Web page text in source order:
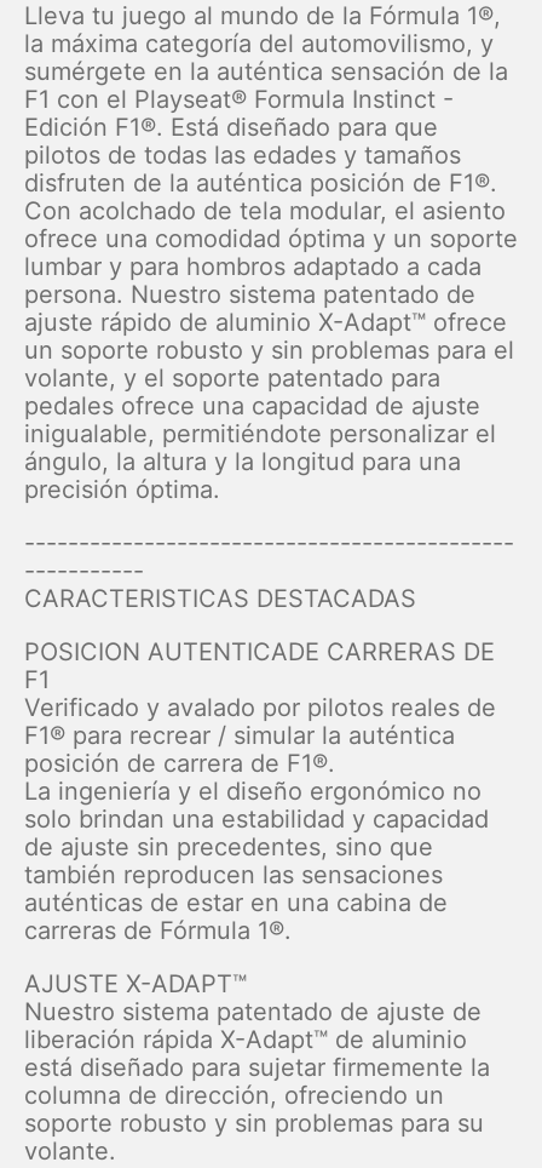
Lleva tu juego al mundo de la Fórmula 1®,
la máxima categoría del automovilismo, y
sumérgete en la auténtica sensación de la
F1 con el Playseat® Formula Instinct -
Edición F1®. Está diseñado para que
pilotos de todas las edades y tamaños
disfruten de la auténtica posición de F1®.
Con acolchado de tela modular, el asiento
ofrece una comodidad óptima y un soporte
lumbar y para hombros adaptado a cada
persona. Nuestro sistema patentado de
ajuste rápido de aluminio X-Adapt™ ofrece
un soporte robusto y sin problemas para el
volante, y el soporte patentado para
pedales ofrece una capacidad de ajuste
inigualable, permitiéndote personalizar el
ángulo, la altura y la longitud para una
precisión óptima.
---------------------------------------------
-----------
CARACTERISTICAS DESTACADAS
POSICION AUTENTICADE CARRERAS DE
F1
Verificado y avalado por pilotos reales de
F1® para recrear / simular la auténtica
posición de carrera de F1®.
La ingeniería y el diseño ergonómico no
solo brindan una estabilidad y capacidad
de ajuste sin precedentes, sino que
también reproducen las sensaciones
auténticas de estar en una cabina de
carreras de Fórmula 1®.
AJUSTE X-ADAPT™
Nuestro sistema patentado de ajuste de
liberación rápida X-Adapt™ de aluminio
está diseñado para sujetar firmemente la
columna de dirección, ofreciendo un
soporte robusto y sin problemas para su
volante.